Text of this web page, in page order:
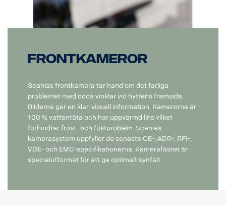
Frontkameror
Scanias frontkamera tar hand om det farliga
problemet med döda vinklar vid hyttens framsida.
Bilderna ger en klar, visuell information. Kamerorna är
100 % vattentäta och har uppvärmd lins vilket
förhindrar frost- och fuktproblem. Scanias
kamerasystem uppfyller de senaste CE-, ADR-, RFI-,
VDE- och EMC-specifikationerna. Kamerafästet är
specialutformat för att ge optimalt synfält.